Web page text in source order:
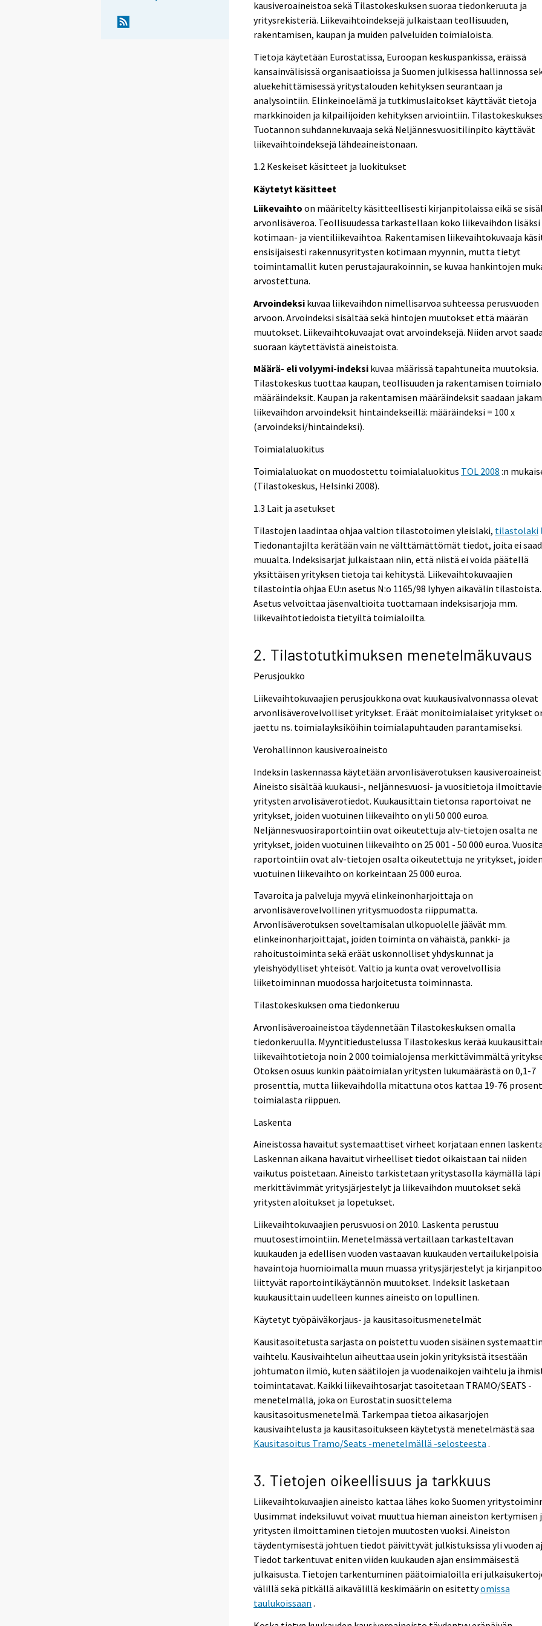
kausiveroaineistoa sekä Tilastokeskuksen suoraa tiedonkeruuta ja
yritysrekisteriä. Liikevaihtoindeksejä julkaistaan teollisuuden,
rakentamisen, kaupan ja muiden palveluiden toimialoista.
Tietoja käytetään Eurostatissa, Euroopan keskuspankissa, eräissä
kansainvälisissä organisaatioissa ja Suomen julkisessa hallinnossa
aluekehittämisessä yritystalouden kehityksen seurantaan ja
analysointiin. Elinkeinoelämä ja tutkimuslaitokset käyttävät tietoja
markkinoiden ja kilpailijoiden kehityksen arviointiin.
Tuotannon suhdannekuvaaja sekä Neljännesvuositilinpito käyttävät
liikevaihtoindeksejä lähdeaineistonaan.
1.2 Keskeiset käsitteet ja luokitukset
Käytetyt käsitteet
Liikevaihto on määritelty käsitteellisesti kirjanpitolaissa eikä se
arvonlisäveroa. Teollisuudessa tarkastellaan koko liikevaihdon lisäksi
kotimaan- ja vientiliikevaihtoa. Rakentamisen liikevaihtokuvaaja
ensisijaisesti rakennusyritysten kotimaan myynnin, mutta tietyt
toimintamallit kuten perustajaurakoinnin, se kuvaa hankintojen
arvostettuna.
Arvoindeksi kuvaa liikevaihdon nimellisarvoa suhteessa perusvuoden
arvoon. Arvoindeksi sisältää sekä hintojen muutokset että määrän
muutokset. Liikevaihtokuvaajat ovat arvoindeksejä. Niiden arvot
suoraan käytettävistä aineistoista.
Määrä- eli volyymi-indeksi kuvaa määrissä tapahtuneita muutoksia.
Tilastokeskus tuottaa kaupan, teollisuuden ja rakentamisen
määräindeksit. Kaupan ja rakentamisen määräindeksit saadaan
liikevaihdon arvoindeksit hintaindekseillä: määräindeksi = 100 x
(arvoindeksi/hintaindeksi).
Toimialaluokitus
Toimialaluokat on muodostettu toimialaluokitus TOL 2008 :n
(Tilastokeskus, Helsinki 2008).
1.3 Lait ja asetukset
Tilastojen laadintaa ohjaa valtion tilastotoimen yleislaki, tilastolaki
Tiedonantajilta kerätään vain ne välttämättömät tiedot, joita ei
muualta. Indeksisarjat julkaistaan niin, että niistä ei voida päätellä
yksittäisen yrityksen tietoja tai kehitystä. Liikevaihtokuvaajien
tilastointia ohjaa EU:n asetus N:o 1165/98 lyhyen aikavälin tilastoista.
Asetus velvoittaa jäsenvaltioita tuottamaan indeksisarjoja mm.
liikevaihtotiedoista tietyiltä toimialoilta.
2. Tilastotutkimuksen menetelmäkuvaus
Perusjoukko
Liikevaihtokuvaajien perusjoukkona ovat kuukausivalvonnassa olevat
arvonlisäverovelvolliset yritykset. Eräät monitoimialaiset yritykset
jaettu ns. toimialayksiköihin toimialapuhtauden parantamiseksi.
Verohallinnon kausiveroaineisto
Indeksin laskennassa käytetään arvonlisäverotuksen
Aineisto sisältää kuukausi-, neljännesvuosi- ja vuositietoja
yritysten arvolisäverotiedot. Kuukausittain tietonsa raportoivat ne
yritykset, joiden vuotuinen liikevaihto on yli 50 000 euroa.
Neljännesvuosiraportointiin ovat oikeutettuja alv-tietojen osalta ne
yritykset, joiden vuotuinen liikevaihto on 25 001 - 50 000 euroa.
raportointiin ovat alv-tietojen osalta oikeutettuja ne yritykset, joiden
vuotuinen liikevaihto on korkeintaan 25 000 euroa.
Tavaroita ja palveluja myyvä elinkeinonharjoittaja on
arvonlisäverovelvollinen yritysmuodosta riippumatta.
Arvonlisäverotuksen soveltamisalan ulkopuolelle jäävät mm.
elinkeinonharjoittajat, joiden toiminta on vähäistä, pankki- ja
rahoitustoiminta sekä eräät uskonnolliset yhdyskunnat ja
yleishyödylliset yhteisöt. Valtio ja kunta ovat verovelvollisia
liiketoiminnan muodossa harjoitetusta toiminnasta.
Tilastokeskuksen oma tiedonkeruu
Arvonlisäveroaineistoa täydennetään Tilastokeskuksen omalla
tiedonkeruulla. Myyntitiedustelussa Tilastokeskus kerää
liikevaihtotietoja noin 2 000 toimialojensa merkittävimmältä
Otoksen osuus kunkin päätoimialan yritysten lukumäärästä on 0,1-7
prosenttia, mutta liikevaihdolla mitattuna otos kattaa 19-76
toimialasta riippuen.
Laskenta
Aineistossa havaitut systemaattiset virheet korjataan ennen
Laskennan aikana havaitut virheelliset tiedot oikaistaan tai niiden
vaikutus poistetaan. Aineisto tarkistetaan yritystasolla käymällä läpi
merkittävimmät yritysjärjestelyt ja liikevaihdon muutokset sekä
yritysten aloitukset ja lopetukset.
Liikevaihtokuvaajien perusvuosi on 2010. Laskenta perustuu
muutosestimointiin. Menetelmässä vertaillaan tarkasteltavan
kuukauden ja edellisen vuoden vastaavan kuukauden vertailukelpoisia
havaintoja huomioimalla muun muassa yritysjärjestelyt ja
liittyvät raportointikäytännön muutokset. Indeksit lasketaan
kuukausittain uudelleen kunnes aineisto on lopullinen.
Käytetyt työpäiväkorjaus- ja kausitasoitusmenetelmät
Kausitasoitetusta sarjasta on poistettu vuoden sisäinen
vaihtelu. Kausivaihtelun aiheuttaa usein jokin yrityksistä itsestään
johtumaton ilmiö, kuten säätilojen ja vuodenaikojen vaihtelu ja
toimintatavat. Kaikki liikevaihtosarjat tasoitetaan TRAMO/SEATS -
menetelmällä, joka on Eurostatin suosittelema
kausitasoitusmenetelmä. Tarkempaa tietoa aikasarjojen
kausivaihtelusta ja kausitasoitukseen käytetystä menetelmästä saa
Kausitasoitus Tramo/Seats -menetelmällä -selosteesta .
3. Tietojen oikeellisuus ja tarkkuus
Liikevaihtokuvaajien aineisto kattaa lähes koko Suomen
Uusimmat indeksiluvut voivat muuttua hieman aineiston kertymisen
yritysten ilmoittaminen tietojen muutosten vuoksi. Aineiston
täydentymisestä johtuen tiedot päivittyvät julkistuksissa yli vuoden
Tiedot tarkentuvat eniten viiden kuukauden ajan ensimmäisestä
julkaisusta. Tietojen tarkentuminen päätoimialoilla eri
välillä sekä pitkällä aikavälillä keskimäärin on esitettyomissa
taulukoissaan .